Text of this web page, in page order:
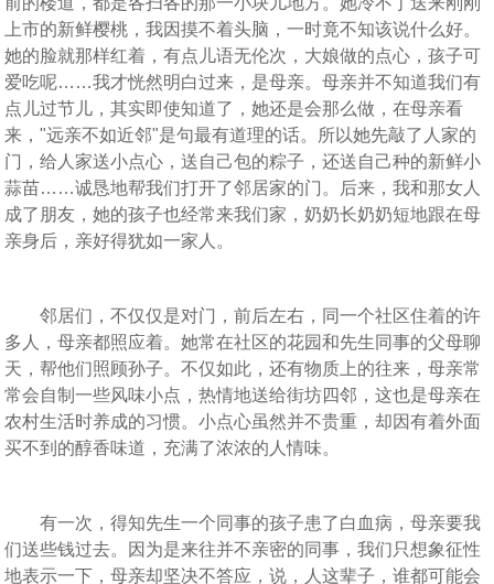
上市的新鲜樱桃，我因摸不着头脑，一时竟不知该说什么好。
她的脸就那样红着，有点儿语无伦次，大娘做的点心，孩子可
爱吃呢……我才恍然明白过来，是母亲。母亲并不知道我们有
点儿过节儿，其实即使知道了，她还是会那么做，在母亲看
来，"远亲不如近邻"是句最有道理的话。所以她先敲了人家的
门，给人家送小点心，送自己包的粽子，还送自己种的新鲜小
蒜苗……诚恳地帮我们打开了邻居家的门。后来，我和那女人
成了朋友，她的孩子也经常来我们家，奶奶长奶奶短地跟在母
亲身后，亲好得犹如一家人。
邻居们，不仅仅是对门，前后左右，同一个社区住着的许
多人，母亲都照应着。她常在社区的花园和先生同事的父母聊
天，帮他们照顾孙子。不仅如此，还有物质上的往来，母亲常
常会自制一些风味小点，热情地送给街坊四邻，这也是母亲在
农村生活时养成的习惯。小点心虽然并不贵重，却因有着外面
买不到的醇香味道，充满了浓浓的人情味。
有一次，得知先生一个同事的孩子患了白血病，母亲要我
们送些钱过去。因为是来往并不亲密的同事，我们只想象征性
地表示一下，母亲却坚决不答应，说，人这辈子，谁都可能会